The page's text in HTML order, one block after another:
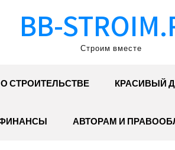
BB-
Строим вместе
СТРОИТЕЛЬСТВЕ КРАСИВЫЙ
АВТОРАМ И